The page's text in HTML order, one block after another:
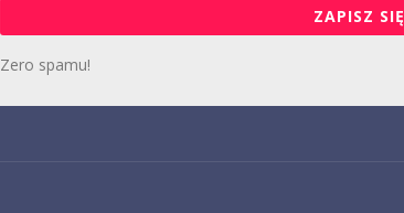
ZAPISZ
Zero spamu!